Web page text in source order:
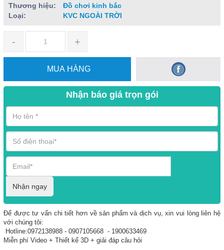
Thương hiệu:
Đồ chơi kinh bắc
Loại:
KVC NGOÀI TRỜI
- +
MUA HÀNG
Nhận báo giá trọn gói
Nhận ngay
Để được tư vấn chi tiết hơn về sản phẩm và dịch vụ, xin vui lòng liên hệ
với chúng tôi:
Hotline:0972138988 - 0907105668 - 1900633469
Miễn phí Video + Thiết kế 3D + giải đáp câu hỏi